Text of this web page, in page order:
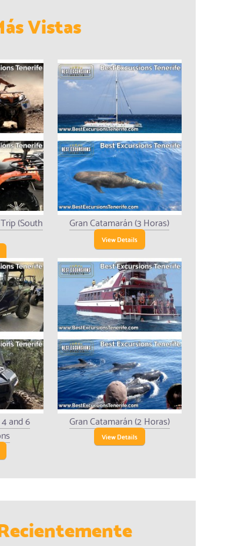
Vistas
(South
Gran Catamarán (3 Horas)
View Details
and 6
Gran Catamarán (2 Horas)
View Details